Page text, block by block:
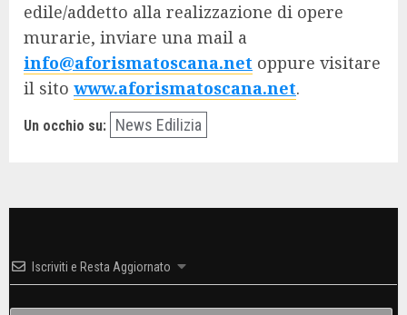
edile/addetto alla realizzazione di opere
murarie, inviare una mail a
info@aforismatoscana.net oppure visitare
il sito www.aforismatoscana.net.
Un occhio su: News Edilizia
Iscriviti e Resta Aggiornato